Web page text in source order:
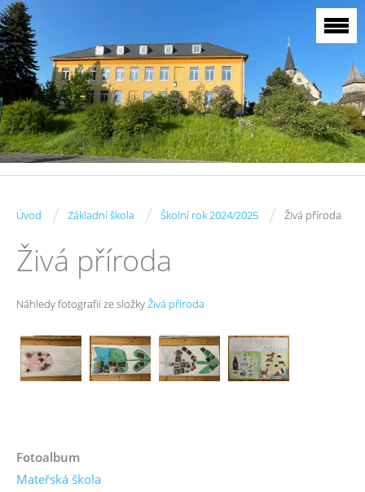
Úvod / Základní škola / Školní rok 2024/2025 / Živá příroda
Živá příroda
Náhledy fotografií ze složkyŽivá přiroda
Fotoalbum
Mateřská škola